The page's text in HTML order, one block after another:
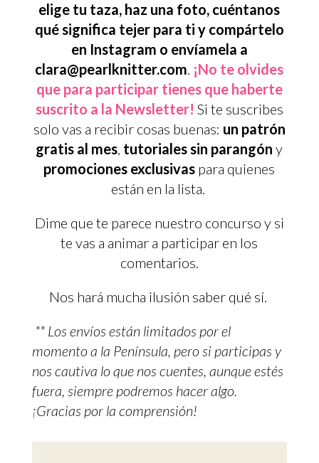
elige tu taza, haz una foto, cuéntanos
qué significa tejer para ti y compártelo
en Instagram o envíamela a
clara@pearlknitter.com. ¡No te olvides
que para participar tienes que haberte
suscrito a la Newsletter! Si te suscribes
solo vas a recibir cosas buenas: un patrón
gratis al mes, tutoriales sin parangón y
promociones exclusivas para quienes
están en la lista.
Dime que te parece nuestro concurso y si
te vas a animar a participar en los
comentarios.
Nos hará mucha ilusión saber qué sí.
** Los envíos están limitados por el
momento a la Península, pero si participas y
nos cautiva lo que nos cuentes, aunque estés
fuera, siempre podremos hacer algo.
¡Gracias por la comprensión!